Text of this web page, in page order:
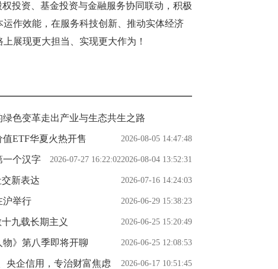
投资、基金投资与金融服务协同联动，积极
作效能，在服务科技创新、推动实体经济
展现更大担当、实现更大作为！
色变革走出产业与生态共生之路
2026-08-05 14:47:48
ETF华夏火热开售
2026-08-04 13:52:31
一个汉字 2026-07-27 16:22:02
新表达 2026-07-16 14:24:03
沪举行 2026-06-29 15:38:23
九载长期主义 2026-06-25 15:20:49
》第八季即将开聊 2026-06-25 12:08:53
央企信用，专治财富焦虑 2026-06-17 10:51:45